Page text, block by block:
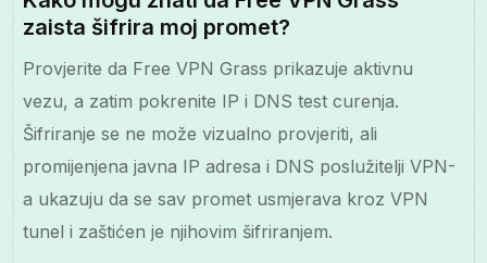
zaista šifrira moj promet?
Provjerite da Free VPN Grass prikazuje aktivnu
vezu, a zatim pokrenite IP i DNS test curenja.
Šifriranje se ne može vizualno provjeriti, ali
promijenjena javna IP adresa i DNS poslužitelji VPN-
a ukazuju da se sav promet usmjerava kroz VPN
tunel i zaštićen je njihovim šifriranjem.